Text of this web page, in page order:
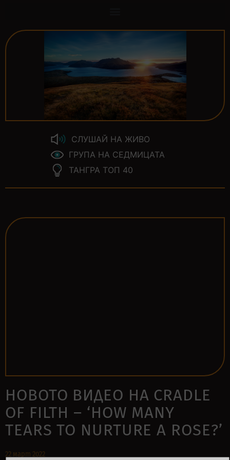
СЛУШАЙ НА ЖИВО
ГРУПА НА СЕДМИЦАТА
ТАНГРА ТОП 40
НОВОТО ВИДЕО НА CRADLE
OF FILTH – ‘HOW MANY
TEARS TO NURTURE A ROSE?’
22 март 2022